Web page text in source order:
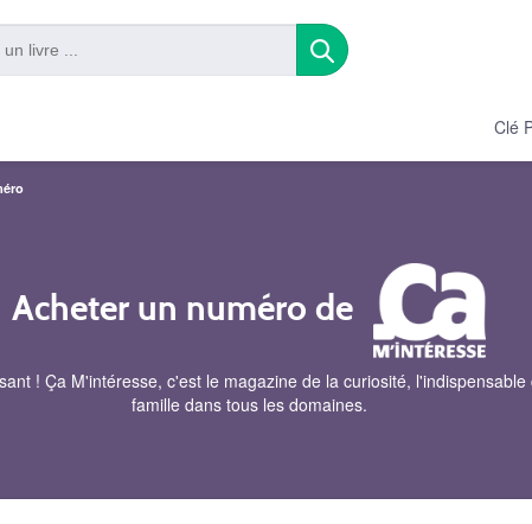
Clé
Acheter un numéro de
! Ça M'intéresse, c'est le magazine de la curiosité,
famille dans tous les domaines.